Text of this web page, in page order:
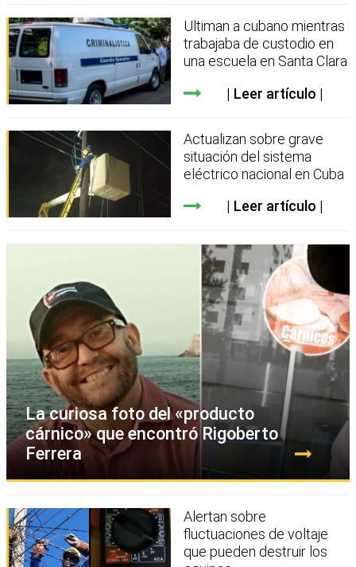
Ultiman a cubano mientras
trabajaba de custodio en
una escuela en Santa Clara
Leer artículo
Actualizan sobre grave
situación del sistema
eléctrico nacional en Cuba
Leer artículo
La curiosa foto del «producto
cárnico» que encontró Rigoberto
Ferrera
Alertan sobre
fluctuaciones de voltaje
que pueden destruir los